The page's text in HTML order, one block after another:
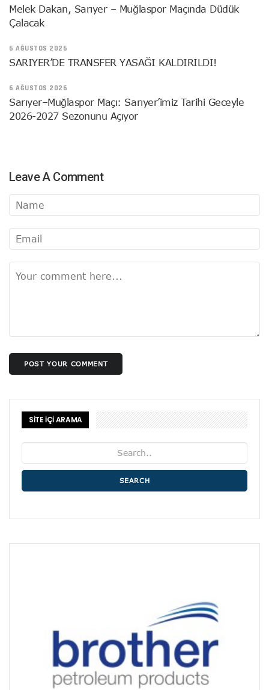
Melek Dakan, Sarıyer – Muğlaspor Maçında Düdük
Çalacak
6 AĞUSTOS 2026
SARIYER’DE TRANSFER YASAĞI KALDIRILDI!
6 AĞUSTOS 2026
Sarıyer–Muğlaspor Maçı: Sarıyer’imiz Tarihi Geceyle
2026-2027 Sezonunu Açıyor
Leave A Comment
POST YOUR COMMENT
SİTE İÇİ ARAMA
SEARCH